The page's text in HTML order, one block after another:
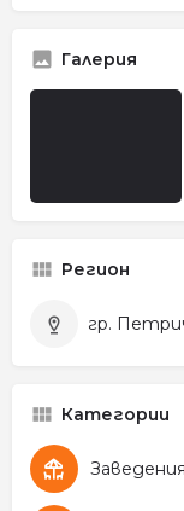
Галерия
Регион
гр.
Категории